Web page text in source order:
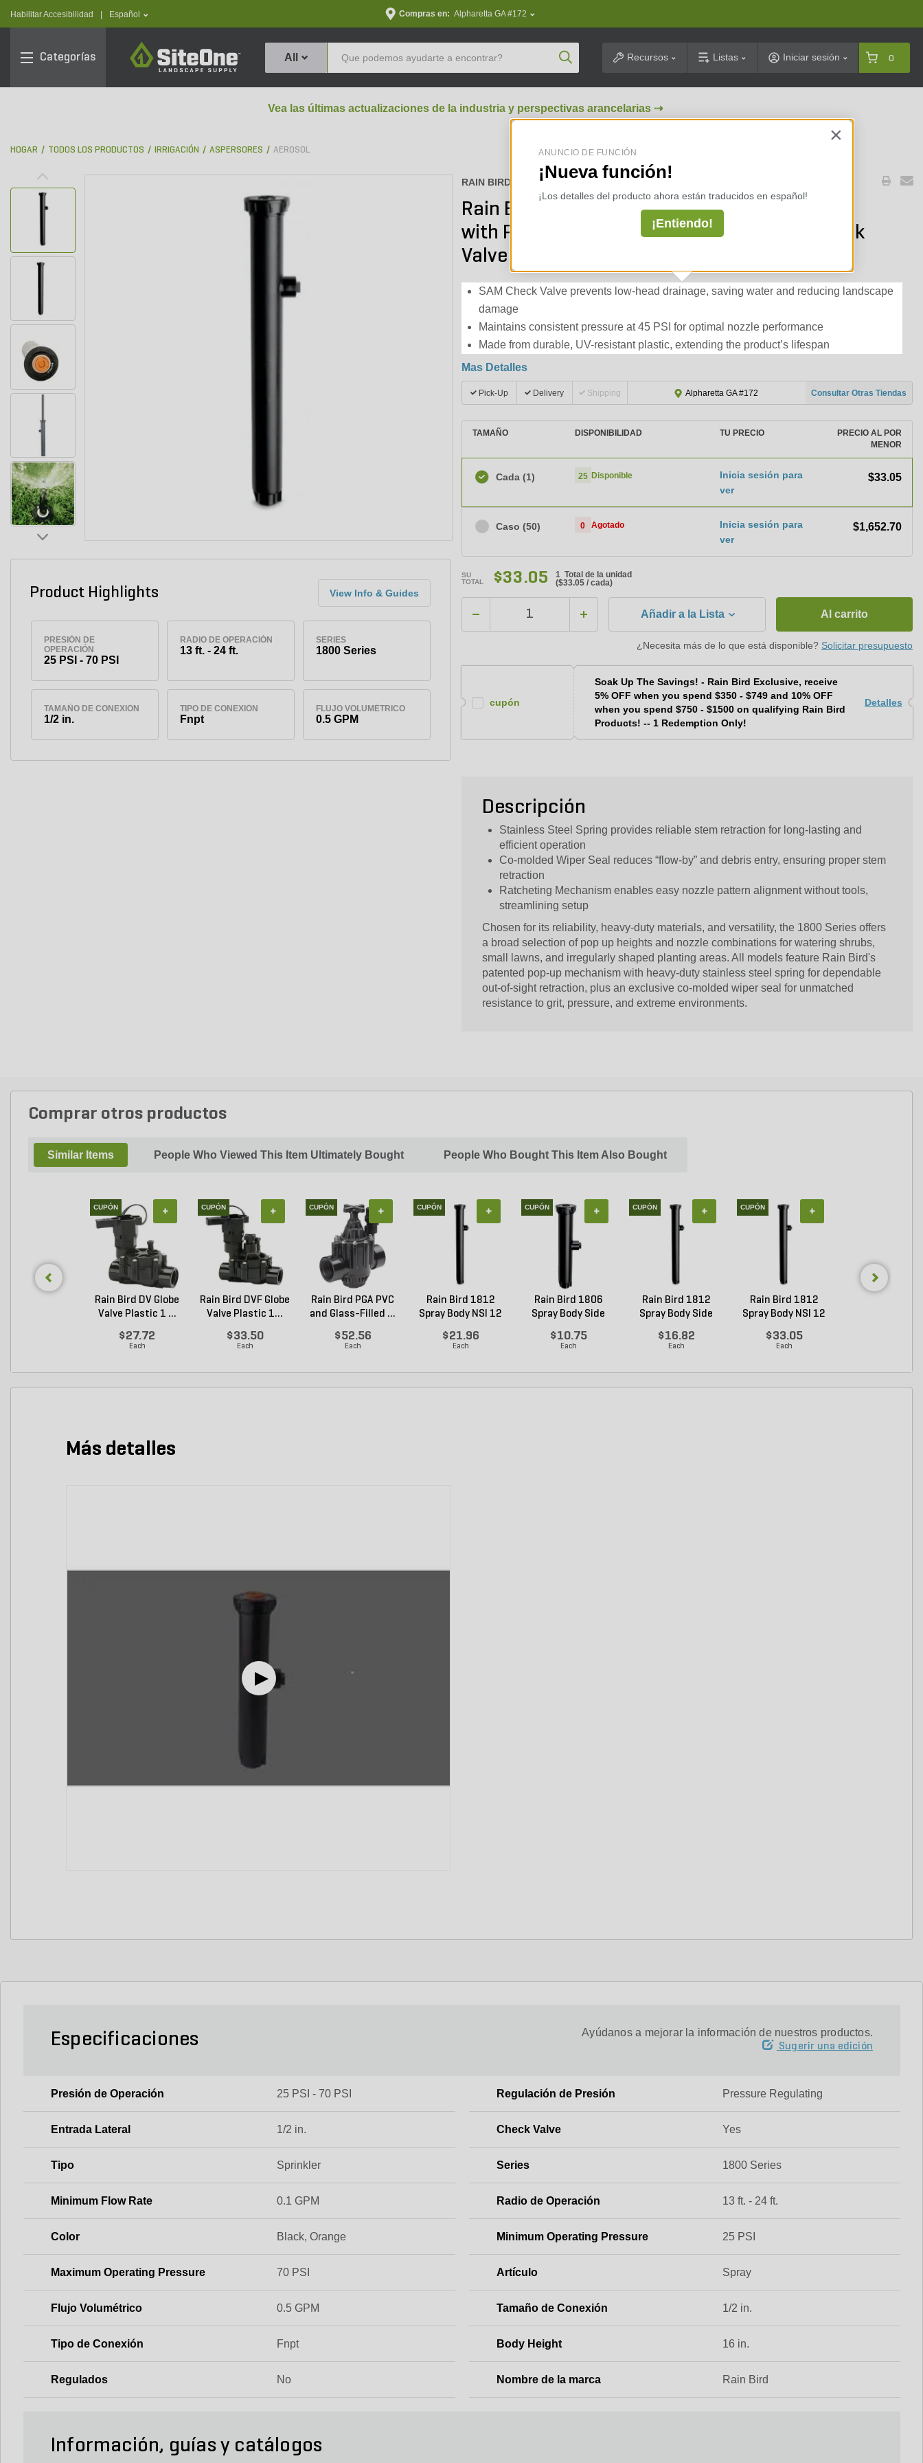
Habilitar Accesibilidad text.language
Español Compras en: Alpharetta GA #172
Categorías
SiteOne
All Product SearchRecursos Listas Iniciar sesión 0
Vea las últimas actualizaciones de la industria y perspectivas arancelarias ⇢
HOGAR TODOS LOS PRODUCTOS IRRIGACIÓN ASPERSORES AEROSOL
Product Highlights View Info & Guides
PRESIÓN DE
OPERACIÓN
25 PSI - 70 PSI
RADIO DE OPERACIÓN
13 ft. - 24 ft.
SERIES
1800 Series
TAMAÑO DE CONEXIÓN
1/2 in.
TIPO DE CONEXIÓN
Fnpt
FLUJO VOLUMÉTRICO
0.5 GPM
RAIN BIRD : 1812SAMP45
Rain Bird 1812 Spray Body NSI 12 in. Pop Up
with PRS45 Pressure Regulator and SAM Check
Valve
SAM Check Valve prevents low-head drainage, saving water and reducing landscape
damage
Maintains consistent pressure at 45 PSI for optimal nozzle performance
Made from durable, UV-resistant plastic, extending the product’s lifespan
Mas Detalles
Pick-Up Delivery Shipping Alpharetta GA #172 Consultar Otras Tiendas
TAMAÑO DISPONIBILIDAD TU PRECIO
PRECIO AL POR
MENOR
Cada (1) 25 Disponible
Inicia sesión para
ver
$33.05
Caso (50) 0 Agotado
Inicia sesión para
ver
$1,652.70
SU
TOTAL
$33.05
1 Total de la unidad
($33.05 / cada)
Añadir a la Lista Al carrito
¿Necesita más de lo que está disponible? Solicitar presupuesto
cupón
Soak Up The Savings! - Rain Bird Exclusive, receive
5% OFF when you spend $350 - $749 and 10% OFF
when you spend $750 - $1500 on qualifying Rain Bird
Products! -- 1 Redemption Only!
Detalles
Descripción
Stainless Steel Spring provides reliable stem retraction for long-lasting and
efficient operation
Co-molded Wiper Seal reduces “flow-by” and debris entry, ensuring proper stem
retraction
Ratcheting Mechanism enables easy nozzle pattern alignment without tools,
streamlining setup
Chosen for its reliability, heavy-duty materials, and versatility, the 1800 Series offers
a broad selection of pop up heights and nozzle combinations for watering shrubs,
small lawns, and irregularly shaped planting areas. All models feature Rain Bird's
patented pop-up mechanism with heavy-duty stainless steel spring for dependable
out-of-sight retraction, plus an exclusive co-molded wiper seal for unmatched
resistance to grit, pressure, and extreme environments.
Comprar otros productos
Similar Items People Who Viewed This Item Ultimately Bought People Who Bought This Item Also Bought
CUPÓN
Rain Bird DV Globe
Valve Plastic 1 ...
$27.72
Each
+ CUPÓN
Rain Bird DVF Globe
Valve Plastic 1...
$33.50
Each
+ CUPÓN
Rain Bird PGA PVC
and Glass-Filled ...
$52.56
Each
+ CUPÓN
Rain Bird 1812
Spray Body NSI 12
$21.96
Each
+ CUPÓN
Rain Bird 1806
Spray Body Side
$10.75
Each
+ CUPÓN
Rain Bird 1812
Spray Body Side
$16.82
Each
+ CUPÓN
Rain Bird 1812
Spray Body NSI 12
$33.05
Each
+
Más detalles
Especificaciones Ayúdanos a mejorar la información de nuestros productos.
Sugerir una edición
Presión de Operación 25 PSI - 70 PSI Regulación de Presión Pressure Regulating
Entrada Lateral 1/2 in. Check Valve Yes
Tipo Sprinkler Series 1800 Series
Minimum Flow Rate 0.1 GPM Radio de Operación 13 ft. - 24 ft.
Color Black, Orange Minimum Operating Pressure 25 PSI
Maximum Operating Pressure 70 PSI Artículo Spray
Flujo Volumétrico 0.5 GPM Tamaño de Conexión 1/2 in.
Tipo de Conexión Fnpt Body Height 16 in.
Regulados No Nombre de la marca Rain Bird
Información, guías y catálogos
×
ANUNCIO DE FUNCIÓN
¡Nueva función!
¡Los detalles del producto ahora están traducidos en español!
¡Entiendo!